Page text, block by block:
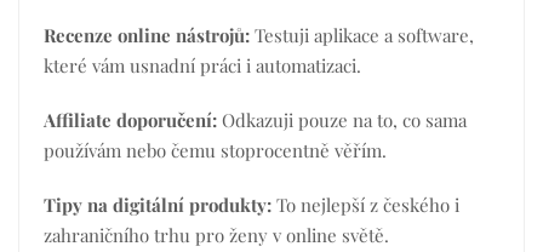
Recenze online nástrojů: Testuji aplikace a software,
které vám usnadní práci i automatizaci.
Affiliate doporučení: Odkazuji pouze na to, co sama
používám nebo čemu stoprocentně věřím.
Tipy na digitální produkty: To nejlepší z českého i
zahraničního trhu pro ženy v online světě.